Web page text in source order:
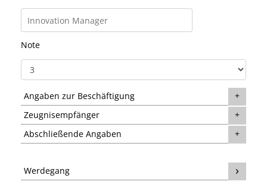
Note
Angaben zur Beschäftigung
Zeugnisempfänger
Abschließende Angaben
Werdegang